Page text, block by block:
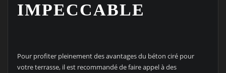
IMPECCABLE
Pour profiter pleinement des avantages du béton ciré pour
votre terrasse, il est recommandé de faire appel à des